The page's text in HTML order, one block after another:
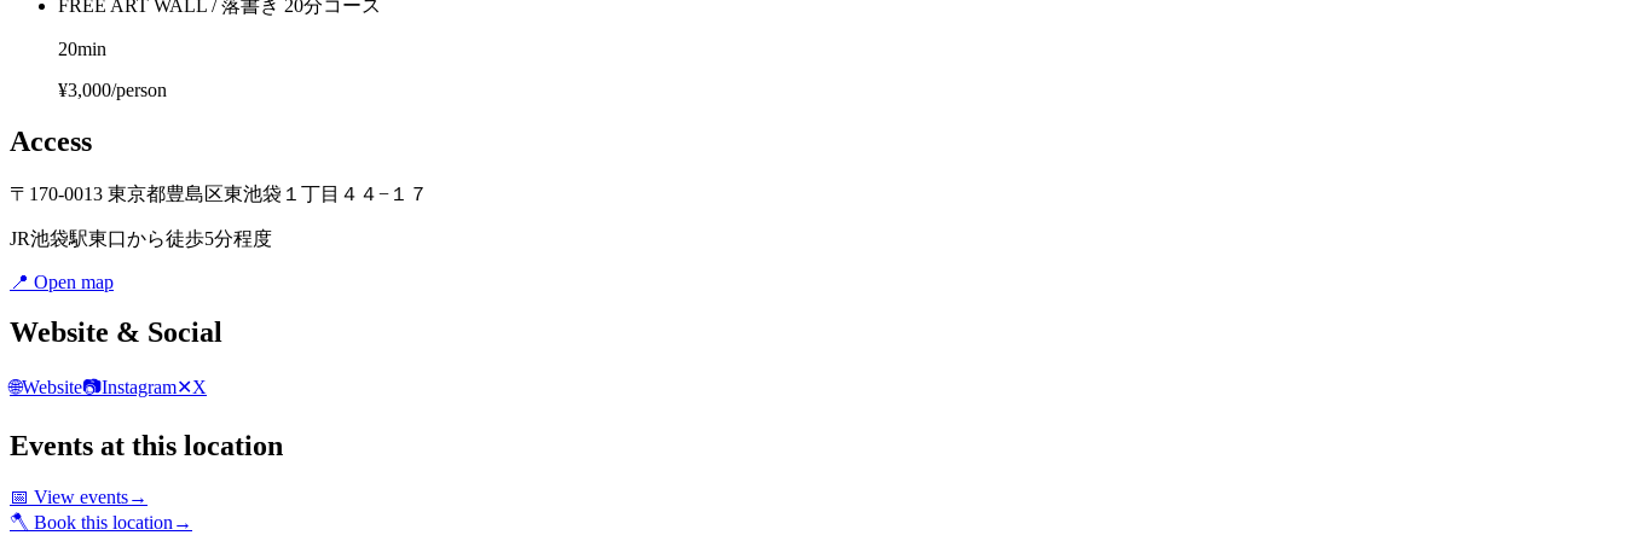
FREE ART WALL / 落書き 20分コース
20min
¥3,000/person
Access
〒170-0013 東京都豊島区東池袋１丁目４４−１７
JR池袋駅東口から徒歩5分程度
📍 Open map
Website & Social
🌐Website📷Instagram✕X
Events at this location
📅 View events→
🪓 Book this location →